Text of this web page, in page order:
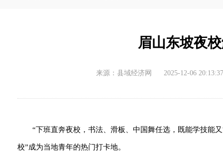
眉山东坡夜
来源：县域经济网 2025-12-06 20:13:37
“下班直奔夜校，书法、滑板、中国舞任选，既能学技能
校”成为当地青年的热门打卡地。